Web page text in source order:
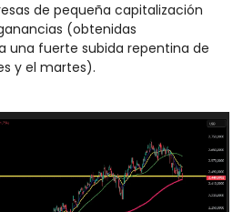
de pequeña capitalización
(obtenidas
una fuerte subida repentina de
y el martes).